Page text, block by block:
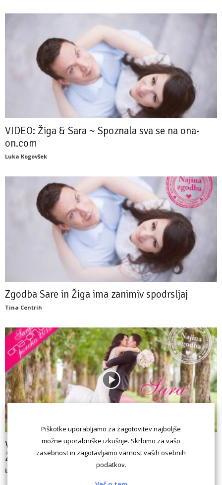
VIDEO: Žiga & Sara ~ Spoznala sva se na ona-
on.com
Luka Kogovšek
Zgodba Sare in Žiga ima zanimiv spodrsljaj
Tina Centrih
VIDEO: Sanjska ona-on.com poroka ~ Sara &
Žiga
Luka Kogovšek
Piškotke uporabljamo za zagotovitev najboljše
možne uporabniške izkušnje. Skrbimo za vašo
zasebnost in zagotavljamo varnost vaših osebnih
podatkov.